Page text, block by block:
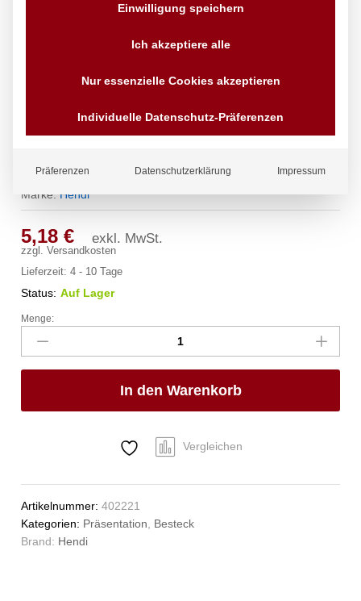
Stk., (L)130mm
Marke:Hendi
5,18€ exkl. MwSt.
zzgl.Versandkosten
Lieferzeit:4 - 10 Tage
Status: Auf Lager
Schneckengabel
6
Stk.,
6
Menge:
In den Warenkorb
Vergleichen
Artikelnummer:402221
Kategorien: Präsentation, Besteck
Brand: Hendi
Einwilligung speichern
Ich akzeptiere alle
Nur essenzielle Cookies akzeptieren
Individuelle Datenschutz-Präferenzen
Präferenzen Datenschutzerklärung Impressum